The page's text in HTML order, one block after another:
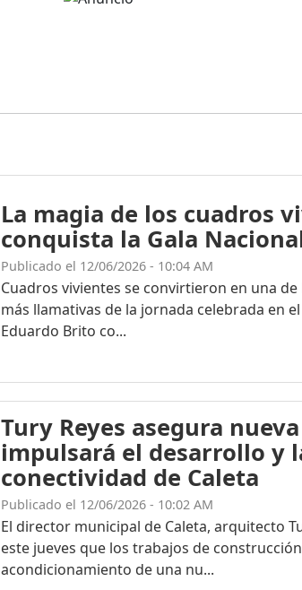
La magia de los cuadros
conquista la Gala
Publicado el 12/06/2026 - 10:04 AM
Cuadros vivientes se convirtieron en una de
más llamativas de la jornada celebrada en
Eduardo Brito co...
Tury Reyes asegura
impulsará el desarrollo y
conectividad de Caleta
Publicado el 12/06/2026 - 10:02 AM
El director municipal de Caleta, arquitecto
este jueves que los trabajos de
acondicionamiento de una nu...